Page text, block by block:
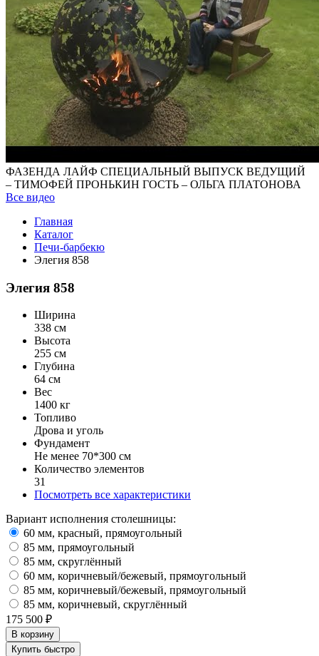
ФАЗЕНДА ЛАЙФ СПЕЦИАЛЬНЫЙ ВЫПУСК ВЕДУЩИЙ
– ТИМОФЕЙ ПРОНЬКИН ГОСТЬ – ОЛЬГА ПЛАТОНОВА
Все видео
Главная
Каталог
Печи-барбекю
Элегия 858
Элегия 858
Ширина
338 см
Высота
255 см
Глубина
64 см
Вес
1400 кг
Топливо
Дрова и уголь
Фундамент
Не менее 70*300 см
Количество элементов
31
Посмотреть все характеристики
Вариант исполнения столешницы:
60 мм, красный, прямоугольный
85 мм, прямоугольный
85 мм, скруглённый
60 мм, коричневый/бежевый, прямоугольный
85 мм, коричневый/бежевый, прямоугольный
85 мм, коричневый, скруглённый
175 500 ₽
В корзину
Купить быстро